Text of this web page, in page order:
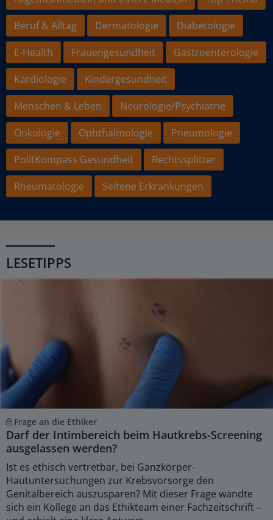
Beruf & Alltag
Dermatologie
Diabetologie
E-Health
Frauengesundheit
Gastroenterologie
Kardiologie
Kindergesundheit
Menschen & Leben
Neurologie/Psychiatrie
Onkologie
Ophthalmologie
Pneumologie
PolitKompass Gesundheit
Rechtssplitter
Rheumatologie
Seltene Erkrankungen
LESETIPPS
Frage an die Ethiker
Darf der Intimbereich beim Hautkrebs-Screening
ausgelassen werden?
Ist es ethisch vertretbar, bei Ganzkörper-
Hautuntersuchungen zur Krebsvorsorge den
Genitalbereich auszusparen? Mit dieser Frage wandte
sich ein Kollege an das Ethikteam einer Fachzeitschrift –